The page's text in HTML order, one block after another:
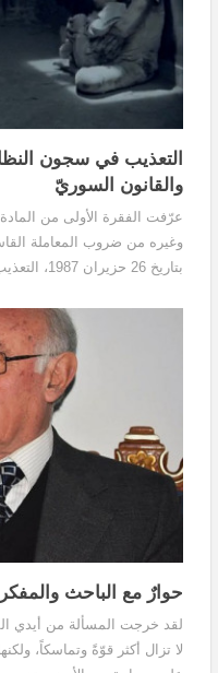
التعذيب في سجون
والقانون السوريّ
عرّفت الفقرة الأولى من
وغيره من ضروب المعاملة
بتاريخ 26
هذا الشخص، أو من شخصٍ
حوارٌ مع الباحث
لقد خرجت المسألة من أيدي
لا تزال أكثر قوّةً وتماسكاً،